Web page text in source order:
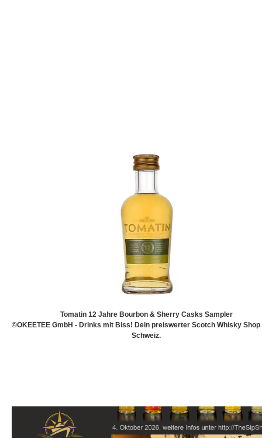
Tomatin 12 Jahre Bourbon & Sherry Casks Sampler
©OKEETEE GmbH - Drinks mit Biss! Dein preiswerter Scotch Whisky Shop
Schweiz.